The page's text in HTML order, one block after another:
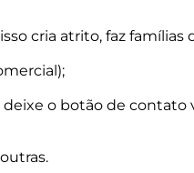
cria atrito, faz famílias
o botão de contato